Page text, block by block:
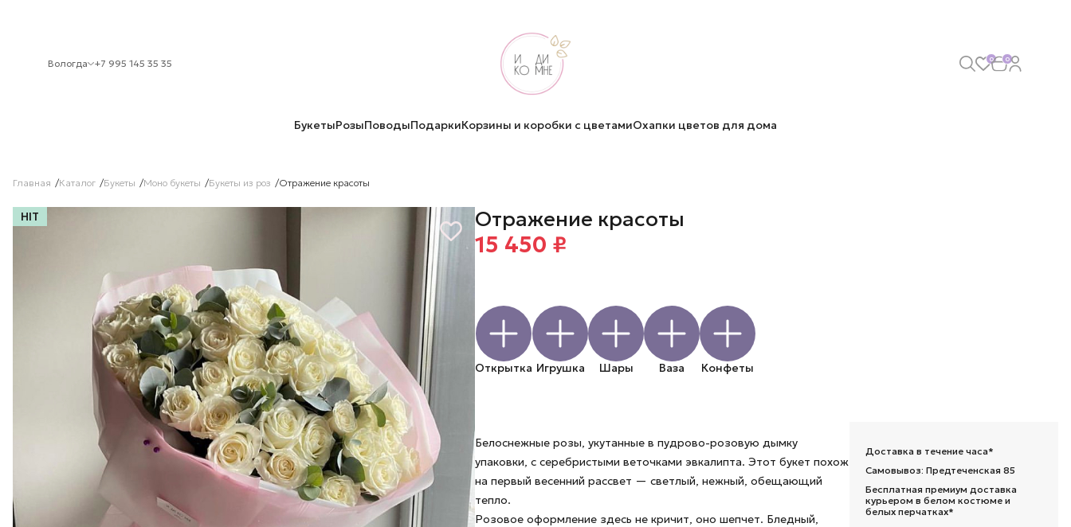
Вологда +7 995 145 35 35 0 0
БукетыРозыПоводыПодаркиКорзины и коробки с цветамиОхапки цветов для дома
Главная Каталог Букеты Моно букеты Букеты из роз Отражение красоты
HIT Отражение красоты
15 450 ₽
Открытка Игрушка Шары Ваза Конфеты
Белоснежные розы, укутанные в пудрово-розовую дымку
упаковки, с серебристыми веточками эвкалипта. Этот букет похож
на первый весенний рассвет — светлый, нежный, обещающий
тепло.
Розовое оформление здесь не кричит, оно шепчет. Бледный,
Доставка в течение часа*
Самовывоз: Предтеченская 85
Бесплатная премиум доставка
курьером в белом костюме и
белых перчатках*